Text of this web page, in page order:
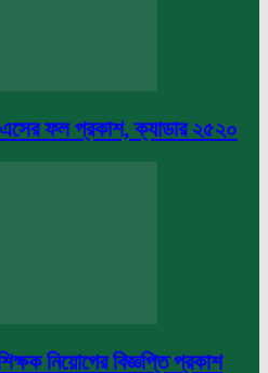
ফল প্রকাশ, ক্যাডার ২৫২০
নিয়োগের বিজ্ঞপ্তি প্রকাশ